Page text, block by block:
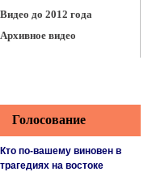
Видео до 2012 года
Архивное видео
Голосование
Кто по-вашему виновен в
трагедиях на востоке